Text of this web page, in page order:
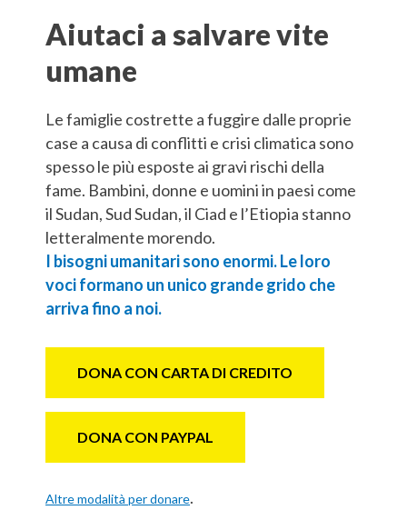
Aiutaci a salvare vite
umane
Le famiglie costrette a fuggire dalle proprie
case a causa di conflitti e crisi climatica sono
spesso le più esposte ai gravi rischi della
fame. Bambini, donne e uomini in paesi come
il Sudan, Sud Sudan, il Ciad e l’Etiopia stanno
letteralmente morendo.
I bisogni umanitari sono enormi. Le loro
voci formano un unico grande grido che
arriva fino a noi.
DONA CON CARTA DI CREDITO
DONA CON PAYPAL
Altre modalità per donare.